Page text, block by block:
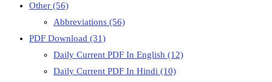
Other (56)
Abbreviations (56)
PDF Download (31)
Daily Current PDF In English (12)
Daily Current PDF In Hindi (10)